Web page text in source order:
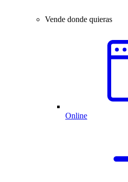
Vende donde quieras
Online